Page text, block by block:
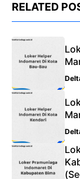
RELATED